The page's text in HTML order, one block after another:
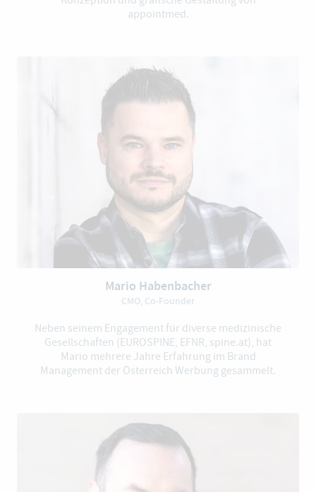
appointmed.
Mario Habenbacher
CMO, Co-Founder
Neben seinem Engagement für diverse medizinische
Gesellschaften (EUROSPINE, EFNR, spine.at), hat
Mario mehrere Jahre Erfahrung im Brand
Management der Österreich Werbung gesammelt.